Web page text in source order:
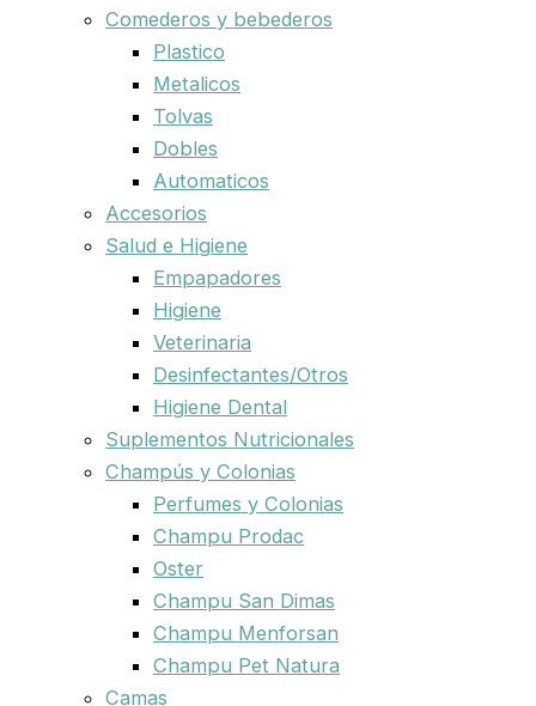
Comederos y bebederos
Plastico
Metalicos
Tolvas
Dobles
Automaticos
Accesorios
Salud e Higiene
Empapadores
Higiene
Veterinaria
Desinfectantes/Otros
Higiene Dental
Suplementos Nutricionales
Champús y Colonias
Perfumes y Colonias
Champu Prodac
Oster
Champu San Dimas
Champu Menforsan
Champu Pet Natura
Camas